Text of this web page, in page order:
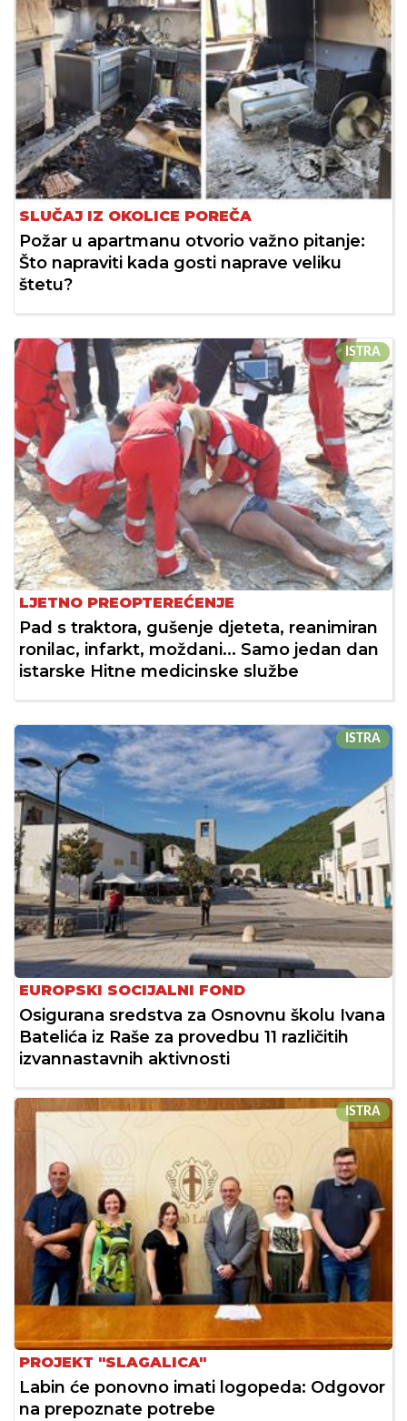
SLUČAJ IZ OKOLICE POREČA
Požar u apartmanu otvorio važno pitanje:
Što napraviti kada gosti naprave veliku
štetu?
ISTRA
LJETNO PREOPTEREĆENJE
Pad s traktora, gušenje djeteta, reanimiran
ronilac, infarkt, moždani... Samo jedan dan
istarske Hitne medicinske službe
ISTRA
EUROPSKI SOCIJALNI FOND
Osigurana sredstva za Osnovnu školu Ivana
Batelića iz Raše za provedbu 11 različitih
izvannastavnih aktivnosti
ISTRA
PROJEKT "SLAGALICA"
Labin će ponovno imati logopeda: Odgovor
na prepoznate potrebe